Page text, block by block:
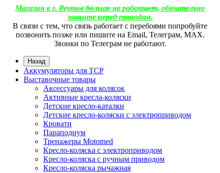
Магазин в г. Реутов больше не работает, обязательно
звоните перед приездом.
В связи с тем, что связь работает с перебоями попробуйте
позвонить позже или пишите на Email, Телеграм, МАХ.
Звонки по Телеграм не работают.
Назад
Аккумуляторы для ТСР
Выставочные товары
Аксессуары для колясок
Активные кресла-коляски
Детские кресло-каталки
Детские кресло-коляски с электроприводом
Кровати
Параподиум
Тренажеры Motomed
Кресло-коляска с электроприводом
Кресло-коляска с ручным приводом
Кресло-коляска рычажная